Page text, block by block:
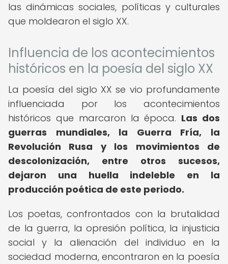
las dinámicas sociales, políticas y culturales
que moldearon el siglo XX.
Influencia de los acontecimientos
históricos en la poesía del siglo XX
La poesía del siglo XX se vio profundamente
influenciada por los acontecimientos
históricos que marcaron la época. Las dos
guerras mundiales, la Guerra Fría, la
Revolución Rusa y los movimientos de
descolonización, entre otros sucesos,
dejaron una huella indeleble en la
producción poética de este periodo.
Los poetas, confrontados con la brutalidad
de la guerra, la opresión política, la injusticia
social y la alienación del individuo en la
sociedad moderna, encontraron en la poesía